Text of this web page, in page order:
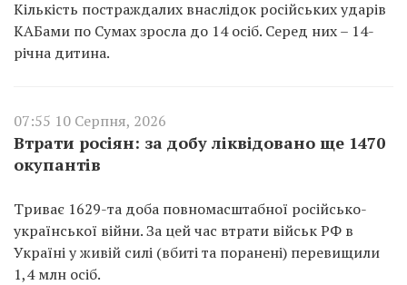
Кількість постраждалих внаслідок російських ударів
КАБами по Сумах зросла до 14 осіб. Серед них – 14-
річна дитина.
07:55 10 Серпня, 2026
Втрати росіян: за добу ліквідовано ще 1470
окупантів
Триває 1629-та доба повномасштабної російсько-
української війни. За цей час втрати військ РФ в
Україні у живій силі (вбиті та поранені) перевищили
1,4 млн осіб.